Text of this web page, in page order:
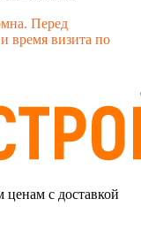
Перед
время визита по
с доставкой